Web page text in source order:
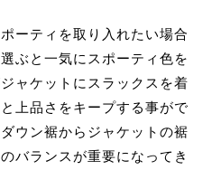
ーティを取り入れたい場合
ぶと一気にスポーティ色を
ャケットにスラックスを着
上品さをキープする事がで
ウン裾からジャケットの裾
バランスが重要になってき